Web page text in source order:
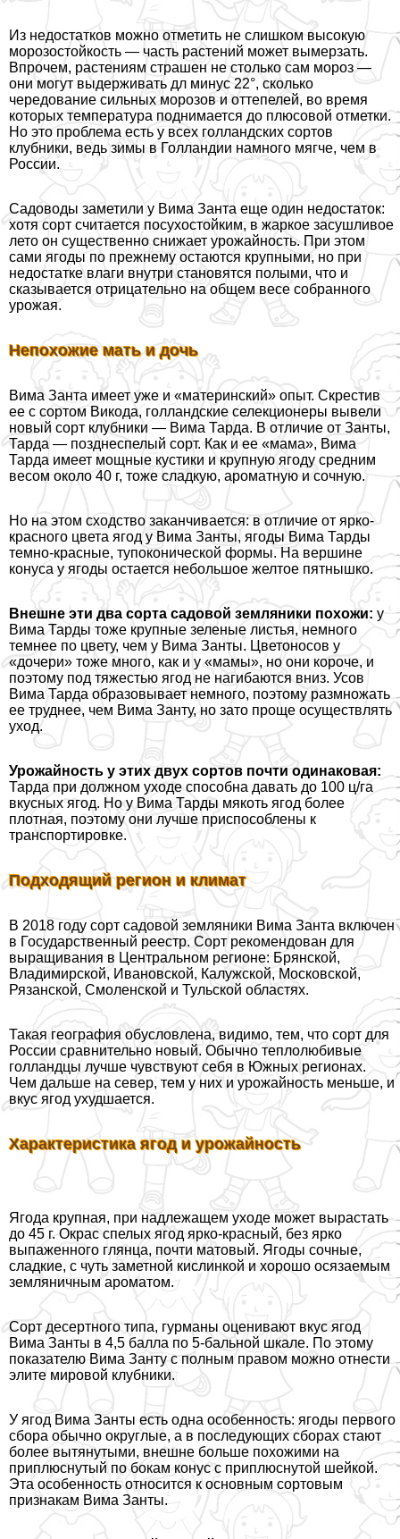
Из недостатков можно отметить не слишком высокую
морозостойкость — часть растений может вымерзать.
Впрочем, растениям страшен не столько сам мороз —
они могут выдерживать дл минус 22°, сколько
чередование сильных морозов и оттепелей, во время
которых температура поднимается до плюсовой отметки.
Но это проблема есть у всех голландских сортов
клубники, ведь зимы в Голландии намного мягче, чем в
России.
Садоводы заметили у Вима Занта еще один недостаток:
хотя сорт считается посухостойким, в жаркое засушливое
лето он существенно снижает урожайность. При этом
сами ягоды по прежнему остаются крупными, но при
недостатке влаги внутри становятся полыми, что и
сказывается отрицательно на общем весе собранного
урожая.
Непохожие мать и дочь
Вима Занта имеет уже и «материнский» опыт. Скрестив
ее с сортом Викода, голландские селекционеры вывели
новый сорт клубники — Вима Тарда. В отличие от Занты,
Тарда — позднеспелый сорт. Как и ее «мама», Вима
Тарда имеет мощные кустики и крупную ягоду средним
весом около 40 г, тоже сладкую, ароматную и сочную.
Но на этом сходство заканчивается: в отличие от ярко-
красного цвета ягод у Вима Занты, ягоды Вима Тарды
темно-красные, тупоконической формы. На вершине
конуса у ягоды остается небольшое желтое пятнышко.
Внешне эти два сорта садовой земляники похожи: у
Вима Тарды тоже крупные зеленые листья, немного
темнее по цвету, чем у Вима Занты. Цветоносов у
«дочери» тоже много, как и у «мамы», но они короче, и
поэтому под тяжестью ягод не нагибаются вниз. Усов
Вима Тарда образовывает немного, поэтому размножать
ее труднее, чем Вима Занту, но зато проще осуществлять
уход.
Урожайность у этих двух сортов почти одинаковая:
Тарда при должном уходе способна давать до 100 ц/га
вкусных ягод. Но у Вима Тарды мякоть ягод более
плотная, поэтому они лучше приспособлены к
трaнcпортировке.
Подходящий регион и климат
В 2018 году сорт садовой земляники Вима Занта включен
в Государственный реестр. Сорт рекомендован для
выращивания в Центральном регионе: Брянской,
Владимирской, Ивановской, Калужской, Московской,
Рязанской, Смоленской и Тульской областях.
Такая география обусловлена, видимо, тем, что сорт для
России сравнительно новый. Обычно теплолюбивые
голландцы лучше чувствуют себя в Южных регионах.
Чем дальше на север, тем у них и урожайность меньше, и
вкус ягод ухудшается.
Хаpaктеристика ягод и урожайность
Ягода крупная, при надлежащем уходе может вырастать
до 45 г. Окрас спелых ягод ярко-красный, без ярко
выпаженного глянца, почти матовый. Ягоды сочные,
сладкие, с чуть заметной кислинкой и хорошо осязаемым
земляничным ароматом.
Сорт десертного типа, гурманы оценивают вкус ягод
Вима Занты в 4,5 балла по 5-бальной шкале. По этому
показателю Вима Занту с полным правом можно отнести
элите мировой клубники.
У ягод Вима Занты есть одна особенность: ягоды первого
сбора обычно округлые, а в последующих сборах стают
более вытянутыми, внешне больше похожими на
приплюснутый по бокам конус с приплюснутой шейкой.
Эта особенность относится к основным сортовым
признакам Вима Занты.